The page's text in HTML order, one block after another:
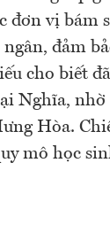
đơn vị bám
đảm
cho biết
Nghĩa, nhờ
Hòa.
mô học